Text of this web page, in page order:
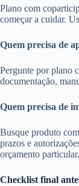
Plano com
começar a cuidar.
Quem precisa de
Pergunte por plano
documentação,
Quem precisa de
Busque produto
prazos e
orçamento particular.
Checklist final